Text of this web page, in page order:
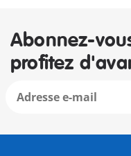
Abonnez-
profitez